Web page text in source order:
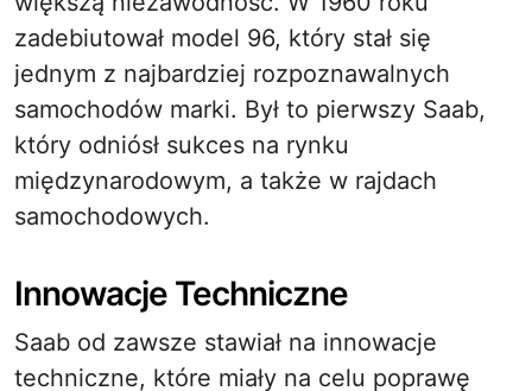
zadebiutował model 96, który stał się
jednym z najbardziej rozpoznawalnych
samochodów marki. Był to pierwszy Saab,
który odniósł sukces na rynku
międzynarodowym, a także w rajdach
samochodowych.
Innowacje Techniczne
Saab od zawsze stawiał na innowacje
techniczne, które miały na celu poprawę